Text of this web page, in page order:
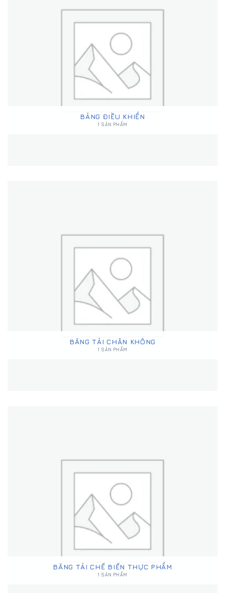
BẢNG ĐIỀU KHIỂN
1 SẢN PHẨM
BĂNG TẢI CHÂN KHÔNG
1 SẢN PHẨM
BĂNG TẢI CHẾ BIẾN THỰC PHẨM
1 SẢN PHẨM